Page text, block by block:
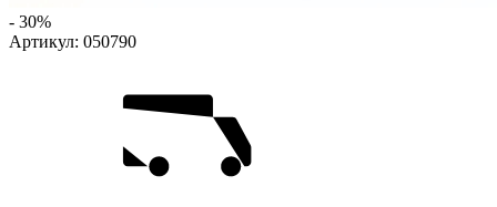
- 30%
Артикул: 050790